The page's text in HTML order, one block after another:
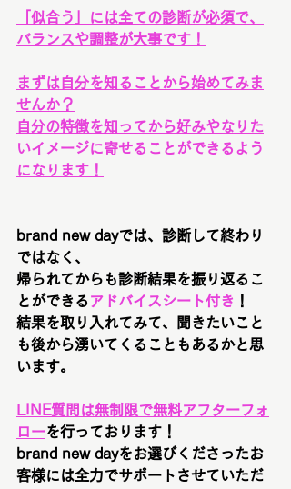
「似合う」には全ての診断が必須で、
バランスや調整が大事です！
まずは自分を知ることから始めてみま
せんか？
自分の特徴を知ってから好みやなりた
いイメージに寄せることができるよう
になります！
brand new dayでは、診断して終わり
ではなく、
帰られてからも診断結果を振り返るこ
とができる アドバイスシート付き ！
結果を取り入れてみて、聞きたいこと
も後から湧いてくることもあるかと思
います。
LINE質問は無制限で無料アフターフォ
ローを行っております！
brand new dayをお選びくださったお
客様には全力でサポートさせていただ